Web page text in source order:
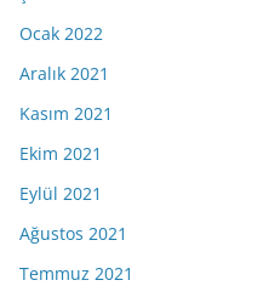
Ocak 2022
Aralık 2021
Kasım 2021
Ekim 2021
Eylül 2021
Ağustos 2021
Temmuz 2021